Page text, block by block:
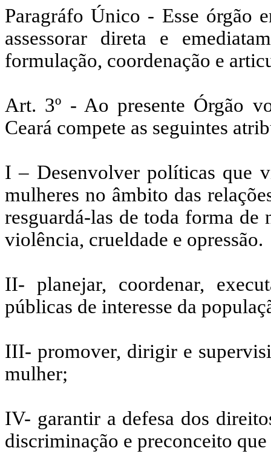
Paragráfo Único - Esse órgão
assessorar direta e
formulação, coordenação e
Art. 3º - Ao presente Órgão
Ceará compete as seguintes
I – Desenvolver políticas que
mulheres no âmbito das
resguardá-las de toda forma
violência, crueldade e opressão.
II- planejar, coordenar,
públicas de interesse da
III- promover, dirigir e
mulher;
IV- garantir a defesa dos
discriminação e preconceito